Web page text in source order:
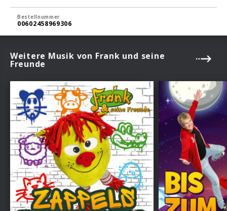
Bestellnummer
00602458969306
Weitere Musik von Frank und seine
Freunde